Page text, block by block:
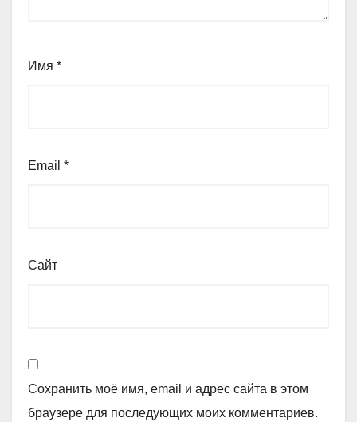
Имя *
Email *
Сайт
Сохранить моё имя, email и адрес сайта в этом
браузере для последующих моих комментариев.